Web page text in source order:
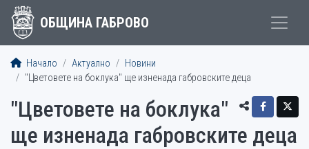
ОБЩИНА ГАБРОВО
Начало Актуално
Новини
"Цветовете на боклука" ще изненада габровските деца
"Цветовете на боклука"
ще изненада габровските деца